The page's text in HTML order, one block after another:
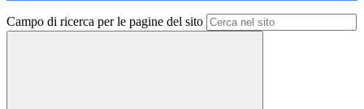
Campo di ricerca per le pagine del sito